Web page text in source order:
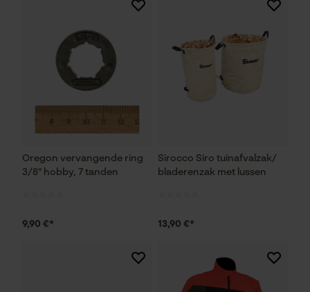
Oregon vervangende ring
3/8" hobby, 7 tanden
9,90 €*
Sirocco Siro tuinafvalzak/
bladerenzak met lussen
13,90 €*
Statistische Cookies
Econda Analytics
Mouseflow Web Analytics Tool
Fact-Finder Tracking
Loop54 Personalization